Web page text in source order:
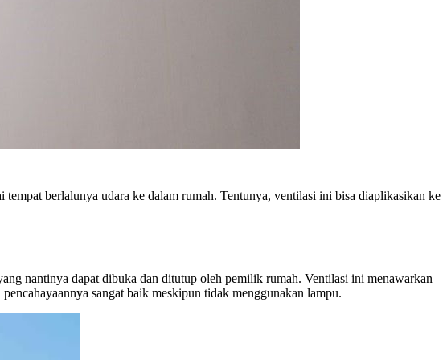
berlalunya udara ke dalam rumah. Tentunya, ventilasi ini bisa diaplikasikan ke
nantinya dapat dibuka dan ditutup oleh pemilik rumah. Ventilasi ini menawarkan
sangat baik meskipun tidak menggunakan lampu.